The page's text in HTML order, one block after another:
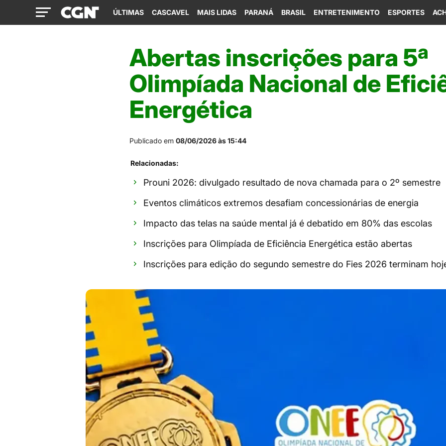
ÚLTIMAS CASCAVEL MAIS LIDAS PARANÁ BRASIL ENTRETENIMENTO ESPORTES
Abertas inscrições para 5ª
Olimpíada Nacional de
Energética
Publicado em 08/06/2026 às 15:44
Relacionadas:
Prouni 2026: divulgado resultado de nova chamada para o 2º semestre
Eventos climáticos extremos desafiam concessionárias de energia
Impacto das telas na saúde mental já é debatido em 80% das escolas
Inscrições para Olimpíada de Eficiência Energética estão abertas
Inscrições para edição do segundo semestre do Fies 2026 terminam